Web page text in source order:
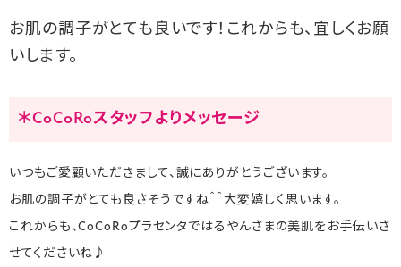
お肌の調子がとても良いです！これからも、宜しくお願
いします。
＊CoCoRoスタッフよりメッセージ
いつもご愛顧いただきまして、誠にありがとうございます。
お肌の調子がとても良さそうですね＾＾大変嬉しく思います。
これからも、CoCoRoプラセンタではるやんさまの美肌をお手伝いさ
せてくださいね♪